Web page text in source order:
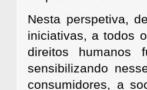
Nesta perspetiva,
iniciativas, a todos
direitos humanos
sensibilizando
consumidores, a